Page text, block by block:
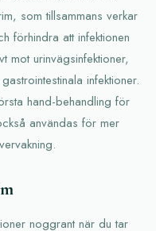
som tillsammans verkar
förhindra att infektionen
mot urinvägsinfektioner,
infektioner.
hand-behandling för
användas för mer
noggrant när du tar